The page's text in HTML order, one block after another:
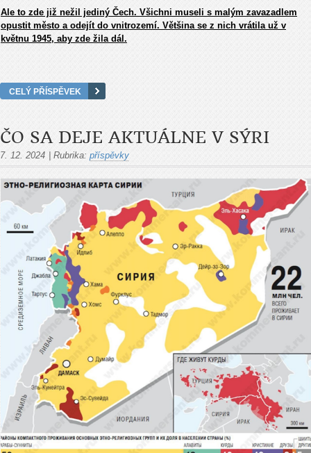
Ale to zde již nežil jediný Čech. Všichni museli s malým zavazadlem
opustit město a odejít do vnitrozemí. Většina se z nich vrátila už v
květnu 1945, aby zde žila dál.
CELÝ PŘÍSPĚVEK
ČO SA DEJE AKTUÁLNE V SÝRI
7. 12. 2024 | Rubrika: příspěvky